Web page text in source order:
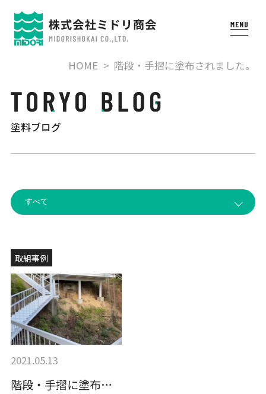
HOME 階段・手摺に塗布されました。
塗料ブログ
取組事例
2021.05.13
階段・手摺に塗布されました。